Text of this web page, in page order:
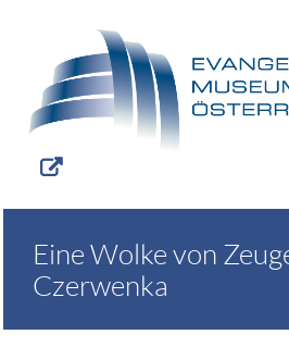
Eine Wolke von
Czerwenka